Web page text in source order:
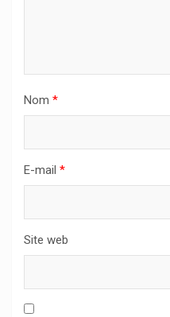
Nom *
E-mail *
Site web